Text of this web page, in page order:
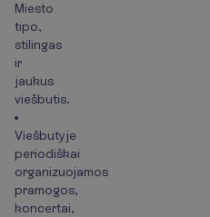
Miesto
tipo,
stilingas
ir
jaukus
viešbutis.
Viešbutyje
periodiškai
organizuojamos
pramogos,
koncertai,